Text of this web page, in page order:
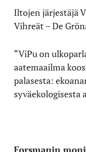
Iltojen järjestäjä
Vihreät – De
“ViPu on
aatemaailma
palasesta:
syväekologisesta
Forsmanin